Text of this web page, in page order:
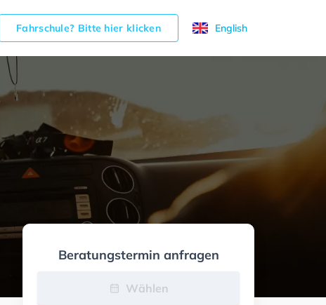
Fahrschule? Bitte hier klicken English
Beratungstermin anfragen
Wählen